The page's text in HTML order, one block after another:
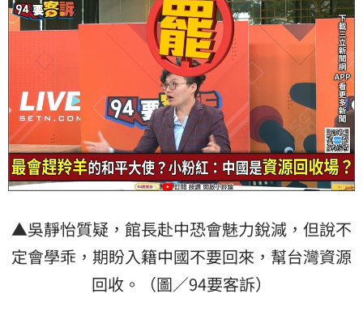
▲吳靜怡質疑，館長赴中恐會魅力銳減，但說不
定會學乖，期盼入籍中國不要回來，幫台灣資源
回收。（圖／94要客訴）